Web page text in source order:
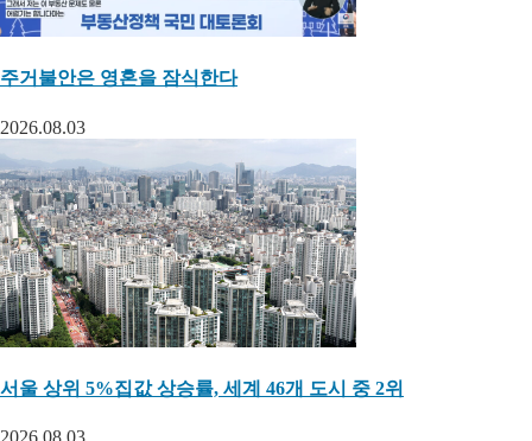
주거불안은 영혼을 잠식한다
2026.08.03
서울 상위 5%집값 상승률, 세계 46개 도시 중 2위